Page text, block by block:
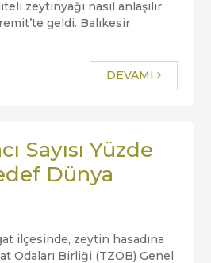
zeytinyağı nasıl anlaşılır
geldi. Balıkesir
DEVAMI
Sayısı Yüzde
Dünya
ilçesinde, zeytin hasadına
Odaları Birliği (TZOB) Genel